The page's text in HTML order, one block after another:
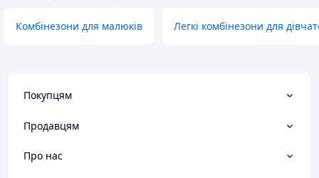
Комбінезони для малюків Легкі комбінезони для
Покупцям
Продавцям
Про нас